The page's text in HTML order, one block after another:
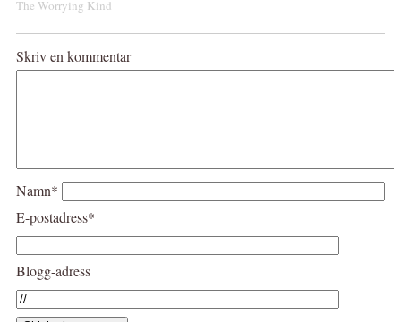
The Worrying Kind
Skriv en kommentar
Namn*
E-postadress*
Blogg-adress